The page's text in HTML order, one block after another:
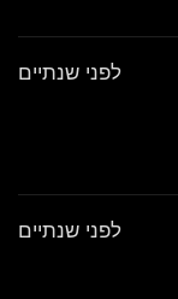
לפני שנתיים
לפני שנתיים